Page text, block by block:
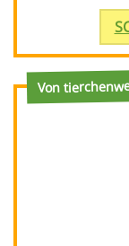
Von